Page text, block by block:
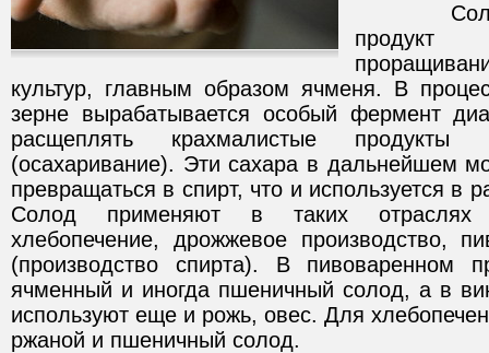
Солод
продукт
культур, главным образом ячменя. В
зерне вырабатывается особый фермент
расщеплять крахмалистые
(осахаривание). Эти сахара в дальнейшем
превращаться в спирт, что и используется в
Солод применяют в таких отраслях
хлебопечение, дрожжевое производство,
(производство спирта). В пивоваренном
ячменный и иногда пшеничный солод, а в
используют еще и рожь, овес. Для
ржаной и пшеничный солод.